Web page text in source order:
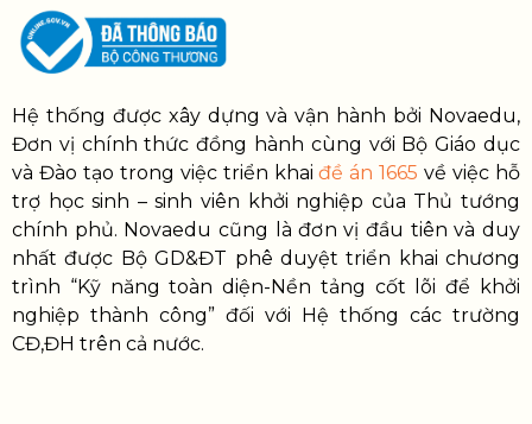
Hệ thống được xây dựng và vận hành bởi Novaedu,
Đơn vị chính thức đồng hành cùng với Bộ Giáo dục
và Đào tạo trong việc triển khaiđề án 1665 về việc hỗ
trợ học sinh – sinh viên khởi nghiệp của Thủ tướng
chính phủ. Novaedu cũng là đơn vị đầu tiên và duy
nhất được Bộ GD&ĐT phê duyệt triển khai chương
trình “Kỹ năng toàn diện-Nền tảng cốt lõi để khởi
nghiệp thành công” đối với Hệ thống các trường
CĐ,ĐH trên cả nước.